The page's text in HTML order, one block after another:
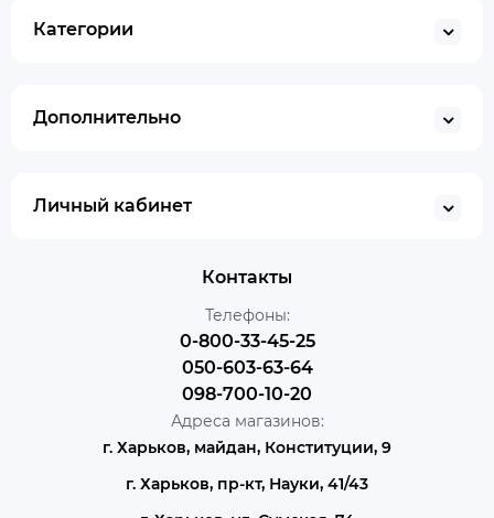
Категории
Дополнительно
Личный кабинет
Контакты
Телефоны:
0-800-33-45-25
050-603-63-64
098-700-10-20
Адреса магазинов:
г. Харьков, майдан, Конституции, 9
г. Харьков, пр-кт, Науки, 41/43